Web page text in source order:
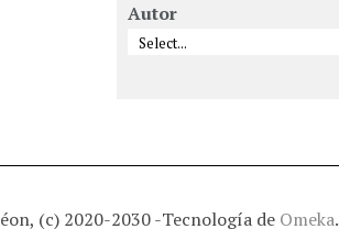
Autor
(c) 2020-2030 -Tecnología de Omeka.